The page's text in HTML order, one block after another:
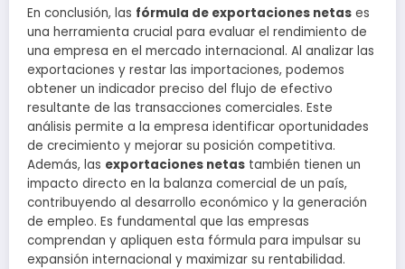
En conclusión, las fórmula de exportaciones netas es
una herramienta crucial para evaluar el rendimiento de
una empresa en el mercado internacional. Al analizar las
exportaciones y restar las importaciones, podemos
obtener un indicador preciso del flujo de efectivo
resultante de las transacciones comerciales. Este
análisis permite a la empresa identificar oportunidades
de crecimiento y mejorar su posición competitiva.
Además, las exportaciones netas también tienen un
impacto directo en la balanza comercial de un país,
contribuyendo al desarrollo económico y la generación
de empleo. Es fundamental que las empresas
comprendan y apliquen esta fórmula para impulsar su
expansión internacional y maximizar su rentabilidad.